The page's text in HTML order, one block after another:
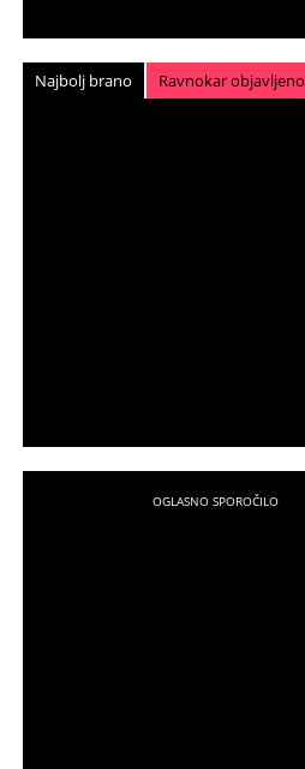
Najbolj brano Ravnokar objavljeno